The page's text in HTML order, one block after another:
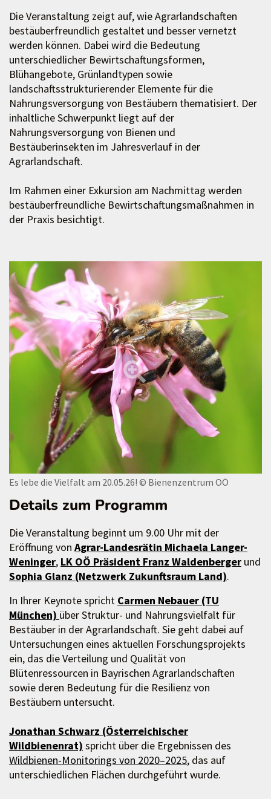
Die Veranstaltung zeigt auf, wie Agrarlandschaften
bestäuberfreundlich gestaltet und besser vernetzt
werden können. Dabei wird die Bedeutung
unterschiedlicher Bewirtschaftungsformen,
Blühangebote, Grünlandtypen sowie
landschaftsstrukturierender Elemente für die
Nahrungsversorgung von Bestäubern thematisiert. Der
inhaltliche Schwerpunkt liegt auf der
Nahrungsversorgung von Bienen und
Bestäuberinsekten im Jahresverlauf in der
Agrarlandschaft.
Im Rahmen einer Exkursion am Nachmittag werden
bestäuberfreundliche Bewirtschaftungsmaßnahmen in
der Praxis besichtigt.
Es lebe die Vielfalt am 20.05.26! © Bienenzentrum OÖ
Details zum Programm
Die Veranstaltung beginnt um 9.00 Uhr mit der
Eröffnung von Agrar-Landesrätin Michaela Langer-
Weninger, LK OÖ Präsident Franz Waldenberger und
Sophia Glanz (Netzwerk Zukunftsraum Land).
In Ihrer Keynote spricht Carmen Nebauer (TU
München) über Struktur- und Nahrungsvielfalt für
Bestäuber in der Agrarlandschaft. Sie geht dabei auf
Untersuchungen eines aktuellen Forschungsprojekts
ein, das die Verteilung und Qualität von
Blütenressourcen in Bayrischen Agrarlandschaften
sowie deren Bedeutung für die Resilienz von
Bestäubern untersucht.
Jonathan Schwarz (Österreichischer
Wildbienenrat) spricht über die Ergebnissen des
Wildbienen-Monitorings von 2020–2025, das auf
unterschiedlichen Flächen durchgeführt wurde.